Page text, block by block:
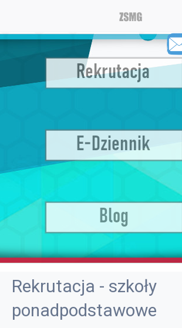
Rekrutacja - szkoły
ponadpodstawowe